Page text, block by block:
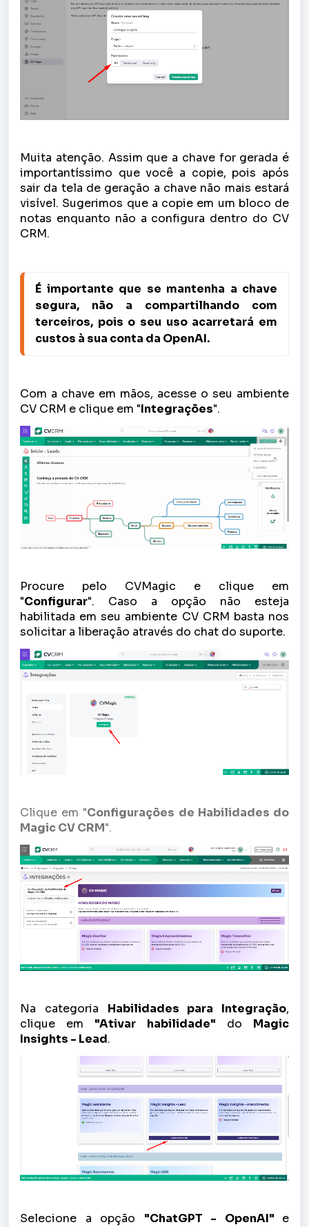
Muita atenção. Assim que a chave for gerada é
importantíssimo que você a copie, pois após
sair da tela de geração a chave não mais estará
visível. Sugerimos que a copie em um bloco de
notas enquanto não a configura dentro do CV
CRM.
É importante que se mantenha a chave
segura, não a compartilhando com
terceiros, pois o seu uso acarretará em
custos à sua conta da OpenAI.
Com a chave em mãos, acesse o seu ambiente
CV CRM e clique em "Integrações".
Procure pelo CVMagic e clique em
"Configurar". Caso a opção não esteja
habilitada em seu ambiente CV CRM basta nos
solicitar a liberação através do chat do suporte.
Clique em "Configurações de Habilidades do
Magic CV CRM".
Na categoria Habilidades para Integração,
clique em "Ativar habilidade" do Magic
Insights - Lead.
Selecione a opção "ChatGPT - OpenAI" e